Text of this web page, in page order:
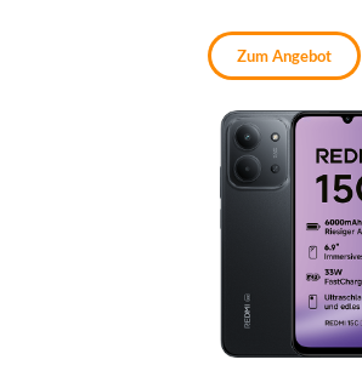
Zum Angebot